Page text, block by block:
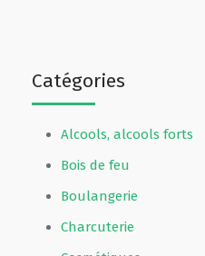
Catégories
Alcools, alcools forts
Bois de feu
Boulangerie
Charcuterie